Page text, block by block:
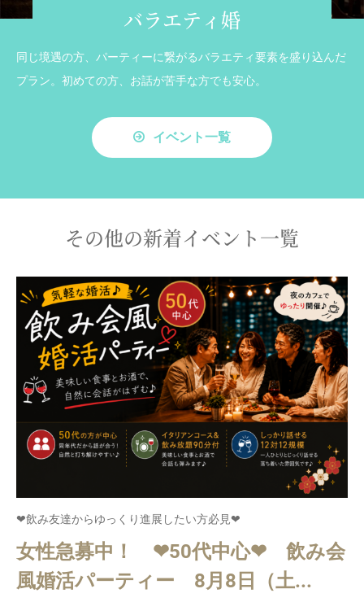
バラエティ婚
同じ境遇の方、パーティーに繋がるバラエティ要素を盛り込んだ
プラン。初めての方、お話が苦手な方でも安心。
イベント一覧
その他の新着イベント一覧
❤飲み友達からゆっくり進展したい方必見❤
女性急募中！ ❤50代中心❤ 飲み会
風婚活パーティー 8月8日（土...